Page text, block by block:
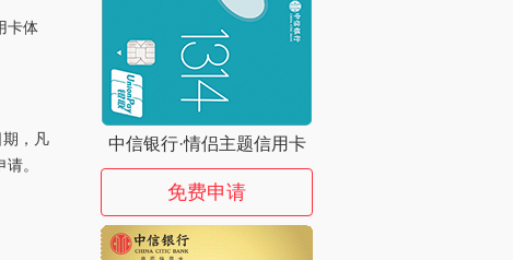
卡体
，凡
。
中信银行·情侣主题信用卡
免费申请